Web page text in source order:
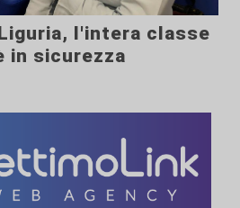
l'intera classe
in sicurezza